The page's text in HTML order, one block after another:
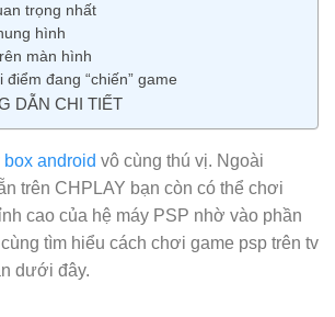
trọng nhất
hình
màn hình
đang “chiến” game
DẪN CHI TIẾT
android vô cùng thú vị. Ngoài
trên CHPLAY bạn còn có thể chơi
cao của hệ máy PSP nhờ vào phần
tìm hiểu cách chơi game psp trên tv
dưới đây.